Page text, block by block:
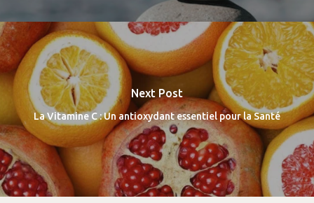
Next Post
La Vitamine C : Un antioxydant essentiel pour la Santé